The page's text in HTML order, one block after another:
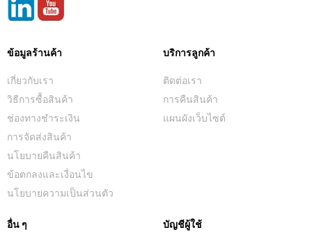
ข้อมูลร้านค้า
เกี่ยวกับเรา
วิธีการซื้อสินค้า
ช่องทางชำระเงิน
การจัดส่งสินค้า
นโยบายคืนสินค้า
ข้อตกลงและเงื่อนไข
นโยบายความเป็นส่วนตัว
บริการลูกค้า
ติดต่อเรา
การคืนสินค้า
แผนผังเว็บไซต์
อื่น ๆ บัญชีผู้ใช้